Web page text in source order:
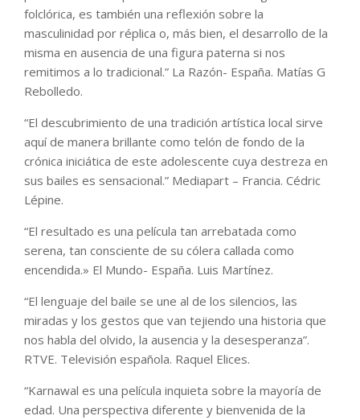
folclórica, es también una reflexión sobre la
masculinidad por réplica o, más bien, el desarrollo de la
misma en ausencia de una figura paterna si nos
remitimos a lo tradicional.” La Razón- España. Matías G
Rebolledo.
“El descubrimiento de una tradición artística local sirve
aquí de manera brillante como telón de fondo de la
crónica iniciática de este adolescente cuya destreza en
sus bailes es sensacional.” Mediapart – Francia. Cédric
Lépine.
“El resultado es una película tan arrebatada como
serena, tan consciente de su cólera callada como
encendida.» El Mundo- España. Luis Martínez.
“El lenguaje del baile se une al de los silencios, las
miradas y los gestos que van tejiendo una historia que
nos habla del olvido, la ausencia y la desesperanza”.
RTVE. Televisión española. Raquel Elices.
“Karnawal es una película inquieta sobre la mayoría de
edad. Una perspectiva diferente y bienvenida de la